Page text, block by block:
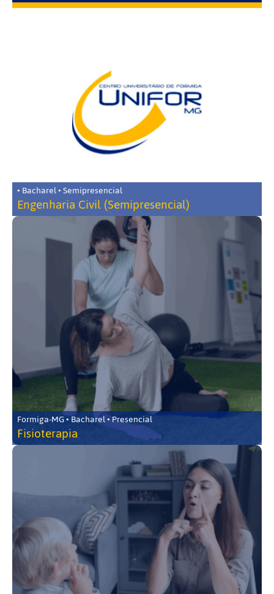
• Bacharel • Semipresencial
Engenharia Civil (Semipresencial)
Formiga-MG • Bacharel • Presencial
Fisioterapia